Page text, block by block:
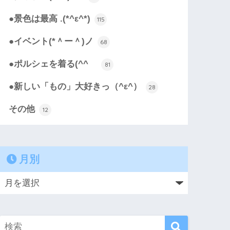
●景色は最高 .(*^ε^*) 115
●イベント(*＾ー＾)ノ 68
●ポルシェを着る(^^ゞ 81
●新しい「もの」大好きっ（^ε^） 28
その他 12
月別